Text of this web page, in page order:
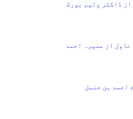
ڈاکٹر ولیم بورک
از عمیرہ احمد
احمد بن حنبل